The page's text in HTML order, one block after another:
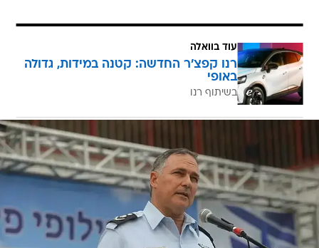
עוד בוואלה
רנו קפצ'ר החדשה: קטנה במידות, גדולה
באופי
בשיתוף רנו